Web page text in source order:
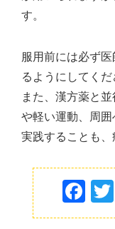
す。
服用前には必ず
るようにしてくだ
また、漢方薬と
や軽い運動、周
実践することも、
F
a